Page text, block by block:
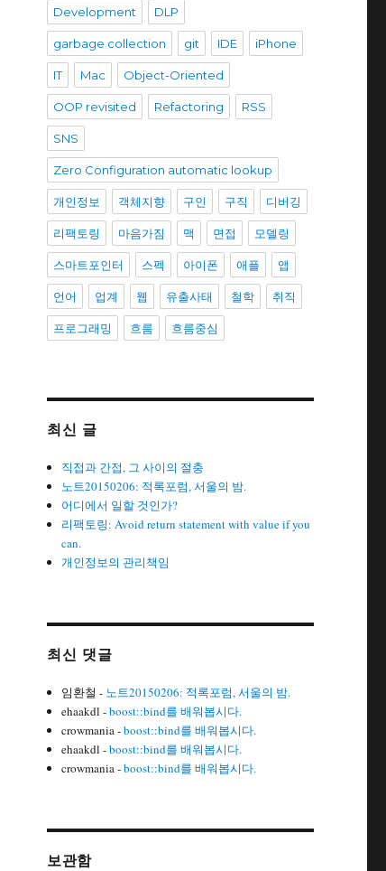
Development DLP
garbage collection git IDE iPhone
IT Mac Object-Oriented
OOP revisited Refactoring RSS
SNS
Zero Configuration automatic lookup
개인정보 객체지향 구인 구직 디버깅
리팩토링 마음가짐 맥 면접 모델링
스마트포인터 스펙 아이폰 애플 앱
언어 업계 웹 유출사태 철학 취직
프로그래밍 흐름 흐름중심
최신 글
직접과 간접, 그 사이의 절충
노트20150206: 적록포럼, 서울의 밤.
어디에서 일할 것인가?
리팩토링: Avoid return statement with value if you
can.
개인정보의 관리책임
최신 댓글
임환철 - 노트20150206: 적록포럼, 서울의 밤.
ehaakdl -boost::bind를 배워봅시다.
crowmania-boost::bind를 배워봅시다.
ehaakdl -boost::bind를 배워봅시다.
crowmania-boost::bind를 배워봅시다.
보관함